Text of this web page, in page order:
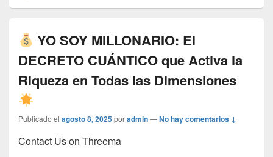
YO SOY MILLONARIO: El
DECRETO CUÁNTICO que Activa la
Riqueza en Todas las Dimensiones
Publicado el agosto 8, 2025poradmin—No hay comentarios ↓
Contact Us on Threema